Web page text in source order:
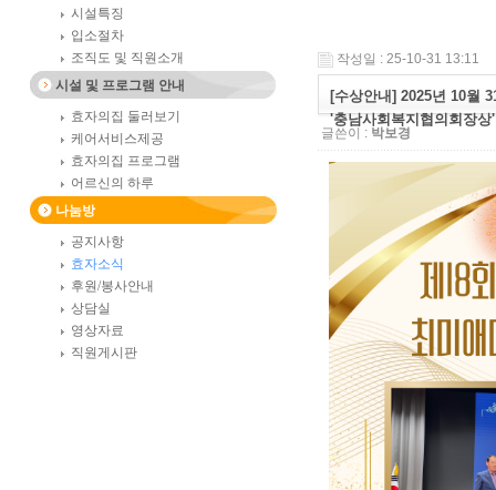
시설특징
입소절차
조직도 및 직원소개
시설 및 프로그램 안내
효자의집 둘러보기
케어서비스제공
효자의집 프로그램
어르신의 하루
나눔방
공지사항
효자소식
후원/봉사안내
상담실
영상자료
직원게시판
작성일 : 25-10-31 13:11
[수상안내] 2025년 10월
'충남사회복지협의회장상
글쓴이 : 박보경